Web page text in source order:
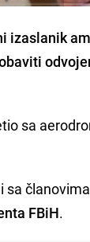
izaslanik
sa
sa
FBiH.